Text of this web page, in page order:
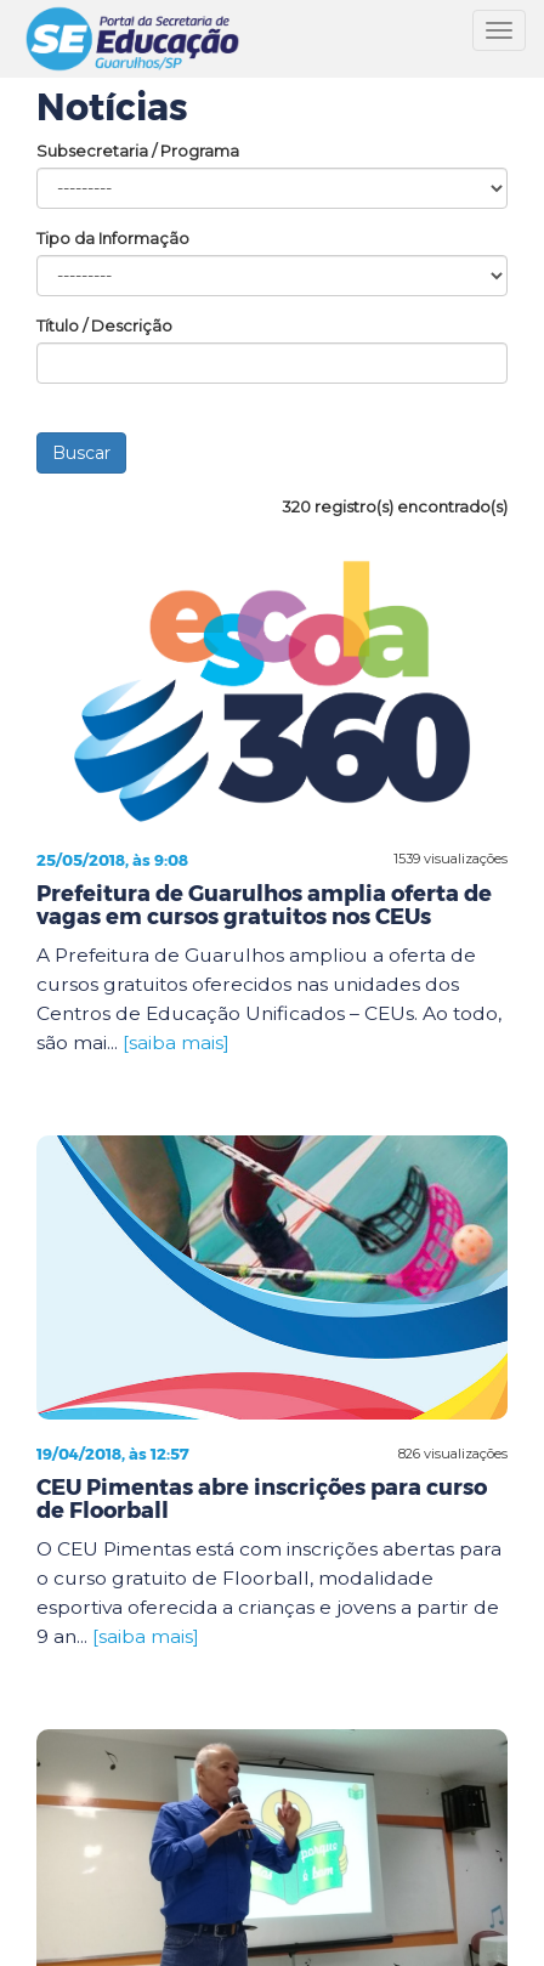
Notícias
Subsecretaria / Programa
Tipo da Informação
Título / Descrição
320 registro(s) encontrado(s)
1539 visualizações
25/05/2018, às 9:08
Prefeitura de Guarulhos amplia oferta de
vagas em cursos gratuitos nos CEUs
A Prefeitura de Guarulhos ampliou a oferta de
cursos gratuitos oferecidos nas unidades dos
Centros de Educação Unificados – CEUs. Ao todo,
são mai... [saiba mais]
826 visualizações
19/04/2018, às 12:57
CEU Pimentas abre inscrições para curso
de Floorball
O CEU Pimentas está com inscrições abertas para
o curso gratuito de Floorball, modalidade
esportiva oferecida a crianças e jovens a partir de
9 an... [saiba mais]